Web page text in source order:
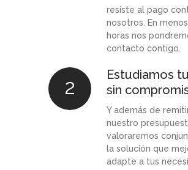
resiste al pago
nosotros. En
horas nos
contacto contigo.
2
Estudiamos
sin
Y además de
nuestro
valoraremos
la solución que
adapte a tus